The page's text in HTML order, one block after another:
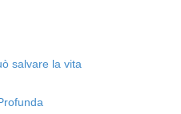
salvare la vita